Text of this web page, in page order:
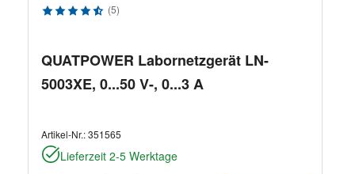
Durchschnittliche Bewertung von 4.58 von 5 Sternen
(5)
QUATPOWER Labornetzgerät LN-
5003XE, 0...50 V-, 0...3 A
Artikel-Nr.:351565
Lieferzeit 2-5 Werktage